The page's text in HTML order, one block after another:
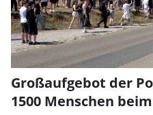
Großaufgebot der
1500 Menschen